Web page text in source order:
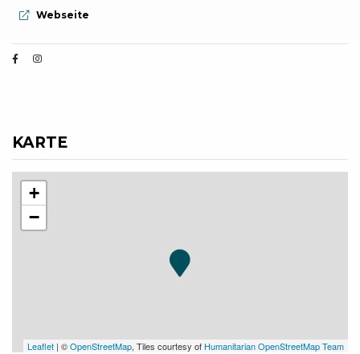
aria.website:
Webseite
KARTE
+
−
Leaflet | ©OpenStreetMap, Tiles courtesy of Humanitarian OpenStreetMap Team